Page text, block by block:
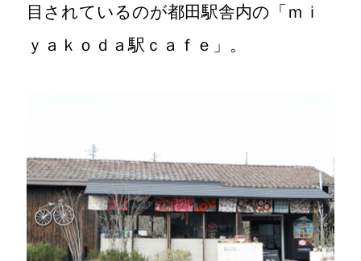
目されているのが都田駅舎内の「ｍｉ
ｙａｋｏｄａ駅ｃａｆｅ」。